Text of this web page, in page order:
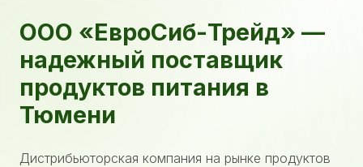
ООО «ЕвроСиб-Трейд» —
надежный поставщик
продуктов питания в
Тюмени
Дистрибьюторская компания на рынке продуктов